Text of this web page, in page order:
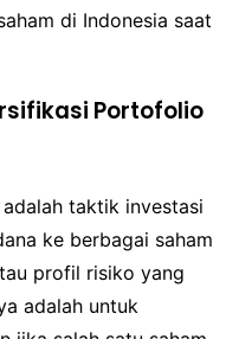
di Indonesia saat
Portofolio
taktik investasi
ke berbagai saham
profil risiko yang
adalah untuk